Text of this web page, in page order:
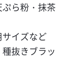
ら粉・抹茶
イズなど
抜きブラッ